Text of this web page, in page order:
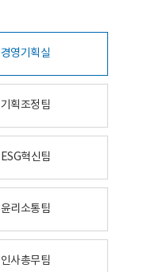
경영기획실
기획조정팀
ESG혁신팀
윤리소통팀
인사총무팀